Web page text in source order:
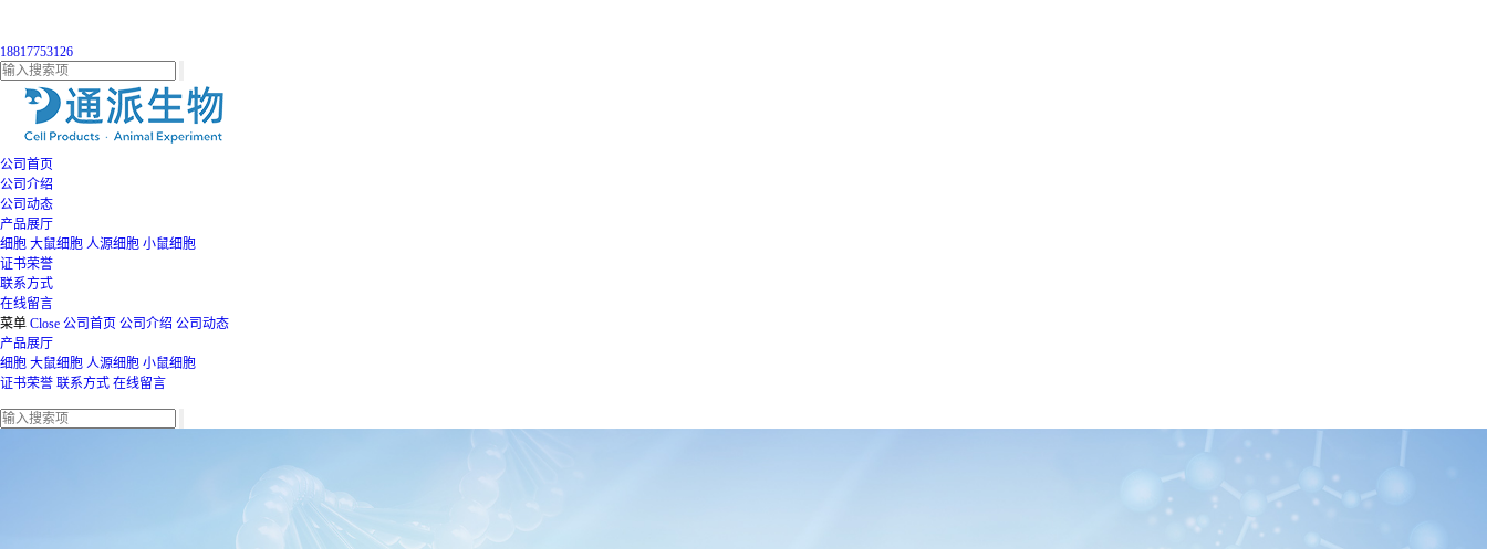
18817753126
公司首页
公司介绍
公司动态
产品展厅
细胞 大鼠细胞 人源细胞 小鼠细胞
证书荣誉
联系方式
在线留言
菜单 Close 公司首页 公司介绍 公司动态
产品展厅
细胞 大鼠细胞 人源细胞 小鼠细胞
证书荣誉 联系方式 在线留言